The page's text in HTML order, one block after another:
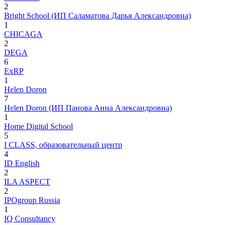
2
Bright School (ИП Саламатова Дарья Александровна)
1
CHICAGA
2
DEGA
6
ExRP
1
Helen Doron
7
Helen Doron (ИП Панова Анна Александровна)
1
Home Digital School
5
I CLASS, образовательный центр
4
ID English
2
ILA ASPECT
2
IPOgroup Russia
1
IQ Consultancy